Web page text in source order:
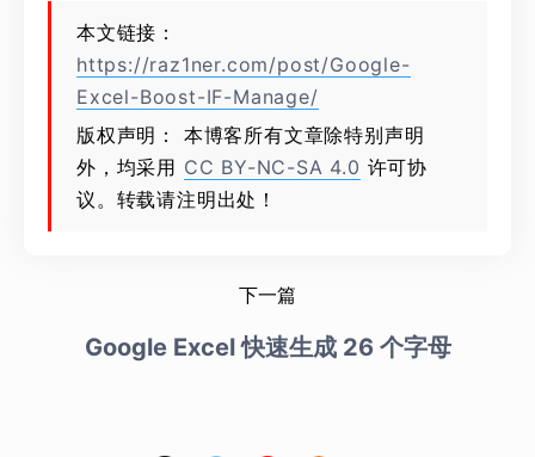
本文链接：
https://raz1ner.com/post/Google-
Excel-Boost-IF-Manage/
版权声明： 本博客所有文章除特别声明
外，均采用 CC BY-NC-SA 4.0 许可协
议。转载请注明出处！
下一篇
Google Excel 快速生成 26 个字母